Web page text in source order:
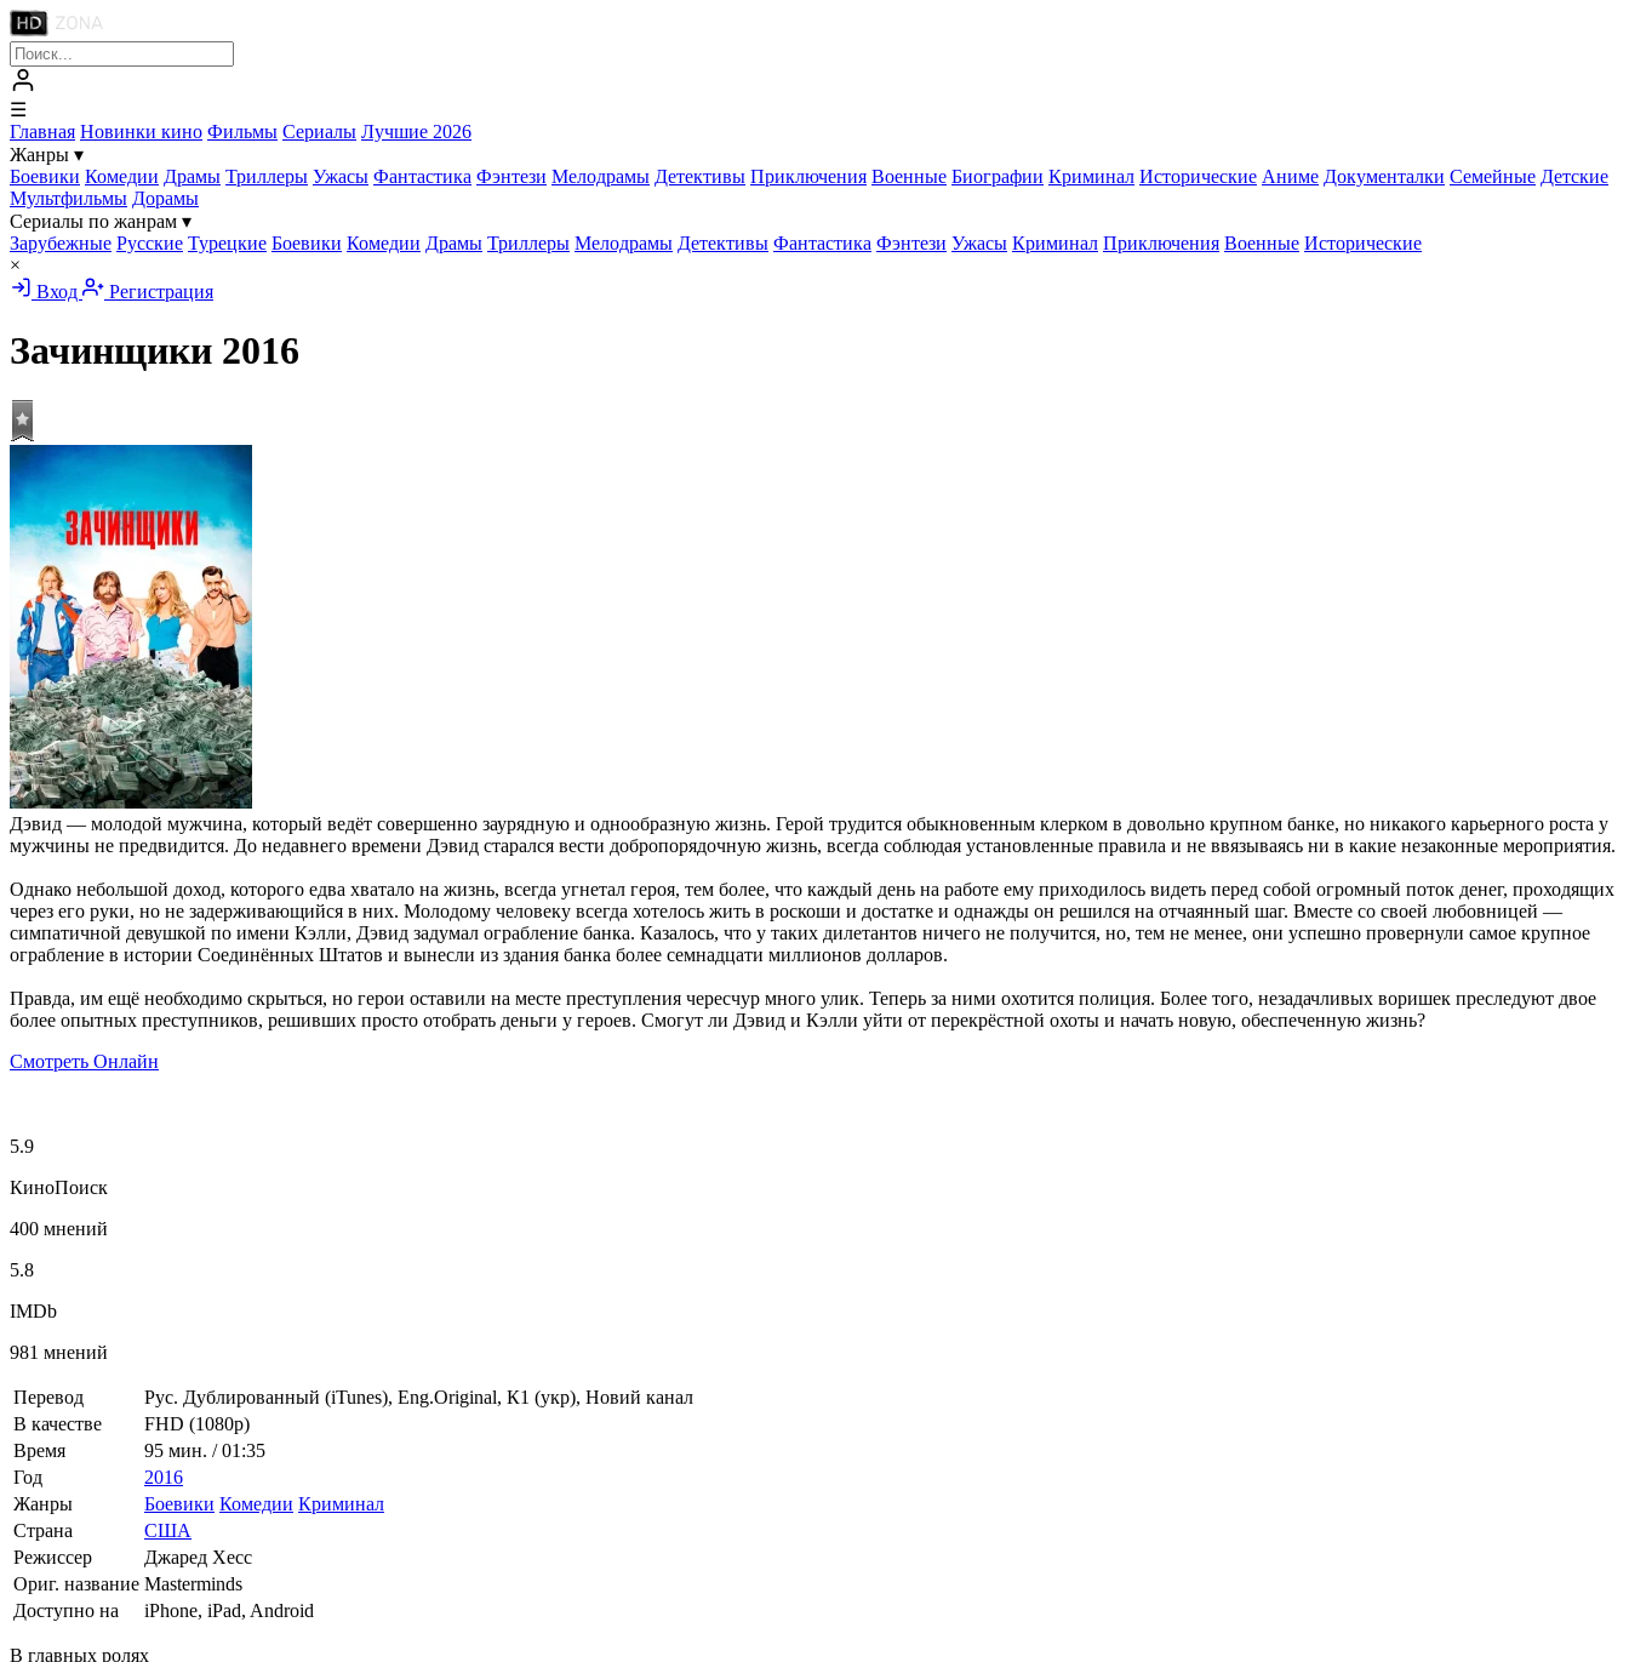
☰
Главная Новинки кино Фильмы Сериалы Лучшие 2026
Жанры ▾
Боевики Комедии Драмы Триллеры Ужасы Фантастика Фэнтези Мелодрамы Детективы Приключения Военные Биографии Криминал Исторические Аниме Документалки Семейные Детские
Мультфильмы Дорамы
Сериалы по жанрам ▾
Зарубежные Русские Турецкие Боевики Комедии Драмы Триллеры Мелодрамы Детективы Фантастика Фэнтези Ужасы Криминал Приключения Военные Исторические
×
Вход
Регистрация
Зачинщики 2016
Дэвид — молодой мужчина, который ведёт совершенно заурядную и однообразную жизнь. Герой трудится обыкновенным клерком в довольно крупном банке, но никакого карьерного роста у
мужчины не предвидится. До недавнего времени Дэвид старался вести добропорядочную жизнь, всегда соблюдая установленные правила и не ввязываясь ни в какие незаконные мероприятия.
Однако небольшой доход, которого едва хватало на жизнь, всегда угнетал героя, тем более, что каждый день на работе ему приходилось видеть перед собой огромный поток денег, проходящих
через его руки, но не задерживающийся в них. Молодому человеку всегда хотелось жить в роскоши и достатке и однажды он решился на отчаянный шаг. Вместе со своей любовницей —
симпатичной девушкой по имени Кэлли, Дэвид задумал ограбление банка. Казалось, что у таких дилетантов ничего не получится, но, тем не менее, они успешно провернули самое крупное
ограбление в истории Соединённых Штатов и вынесли из здания банка более семнадцати миллионов долларов.
Правда, им ещё необходимо скрыться, но герои оставили на месте преступления чересчур много улик. Теперь за ними охотится полиция. Более того, незадачливых воришек преследуют двое
более опытных преступников, решивших просто отобрать деньги у героев. Смогут ли Дэвид и Кэлли уйти от перекрёстной охоты и начать новую, обеспеченную жизнь?
Смотреть Онлайн
5.9
КиноПоиск
400 мнений
5.8
IMDb
981 мнений
Перевод
Рус. Дублированный (iTunes), Eng.Original, К1 (укр), Новий канал
В качестве
FHD (1080p)
Время
95 мин. / 01:35
Год
2016
Жанры
Боевики Комедии Криминал
Страна
США
Режиссер
Джаред Хесс
Ориг. название Masterminds
Доступно на
iPhone, iPad, Android
В главных ролях